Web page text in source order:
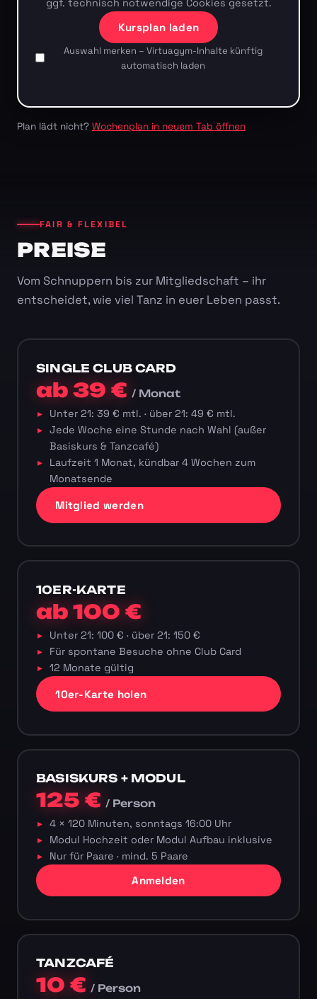
ggf. technisch notwendige Cookies gesetzt.
Kursplan laden
Auswahl merken – Virtuagym-Inhalte künftig
automatisch laden
Plan lädt nicht? Wochenplan in neuem Tab öffnen
FAIR & FLEXIBEL
PREISE
Vom Schnuppern bis zur Mitgliedschaft – ihr
entscheidet, wie viel Tanz in euer Leben passt.
SINGLE CLUB CARD
ab 39 €/ Monat
Unter 21: 39 € mtl. · über 21: 49 € mtl.
Jede Woche eine Stunde nach Wahl (außer
Basiskurs & Tanzcafé)
Laufzeit 1 Monat, kündbar 4 Wochen zum
Monatsende
Mitglied werden
10ER-KARTE
ab 100 €
Unter 21: 100 € · über 21: 150 €
Für spontane Besuche ohne Club Card
12 Monate gültig
10er-Karte holen
BASISKURS + MODUL
125 €/ Person
4 × 120 Minuten, sonntags 16:00 Uhr
Modul Hochzeit oder Modul Aufbau inklusive
Nur für Paare · mind. 5 Paare
Anmelden
TANZCAFÉ
10 €/ Person